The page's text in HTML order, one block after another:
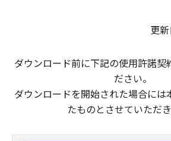
更
ダウンロード前に下記の使用許諾契
ださい。
ダウンロードを開始された場合には
たものとさせていただき